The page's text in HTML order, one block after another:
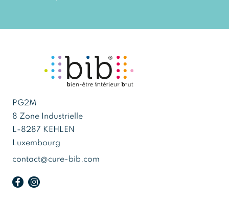
PG2M
8 Zone Industrielle
L-8287 KEHLEN
Luxembourg
contact@cure-bib.com